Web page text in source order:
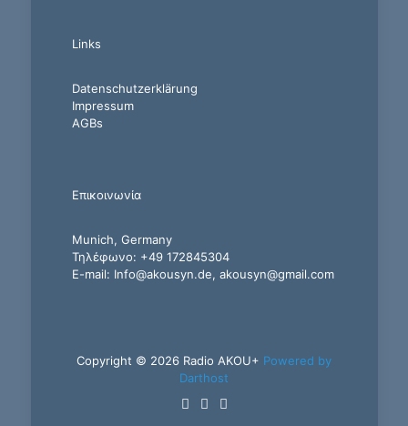
Links
Datenschutzerklärung
Impressum
AGBs
Επικοινωνία
Munich, Germany
Τηλέφωνο: +49 172845304
E-mail: Info@akousyn.de, akousyn@gmail.com
Copyright © 2026 Radio AKOU+ Powered by
Darthost